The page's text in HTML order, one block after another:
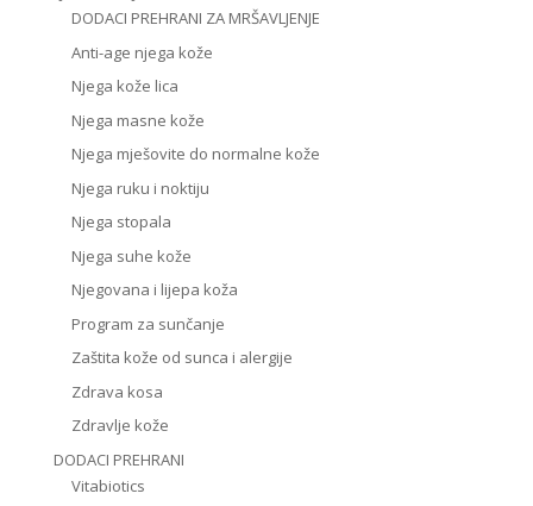
DODACI PREHRANI ZA MRŠAVLJENJE
Anti-age njega kože
Njega kože lica
Njega masne kože
Njega mješovite do normalne kože
Njega ruku i noktiju
Njega stopala
Njega suhe kože
Njegovana i lijepa koža
Program za sunčanje
Zaštita kože od sunca i alergije
Zdrava kosa
Zdravlje kože
DODACI PREHRANI
Vitabiotics